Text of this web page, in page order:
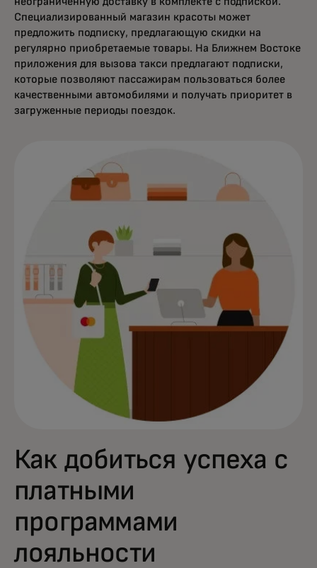
Специализированный магазин красоты может
предложить подписку, предлагающую скидки на
регулярно приобретаемые товары. На Ближнем Востоке
приложения для вызова такси предлагают подписки,
которые позволяют пассажирам пользоваться более
качественными автомобилями и получать приоритет в
загруженные периоды поездок.
Как добиться успеха с
платными
программами
лояльности